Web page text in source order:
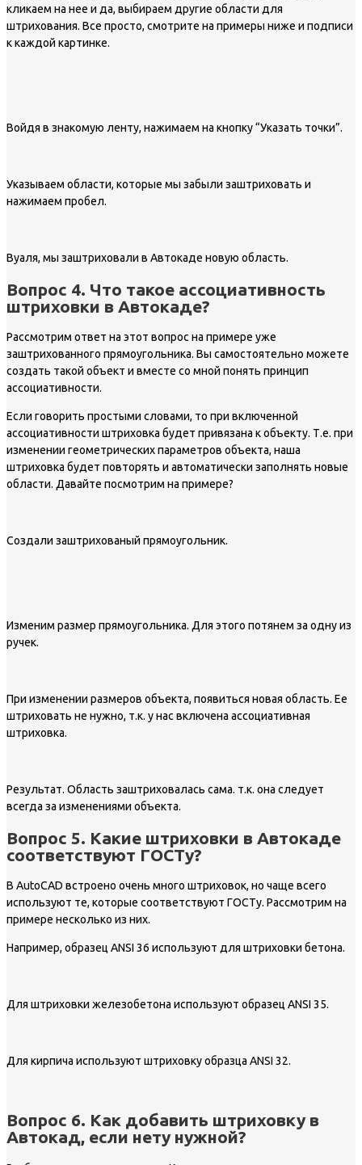
кликаем на нее и да, выбираем другие области для
штрихования. Все просто, смотрите на примеры ниже и подписи
к каждой картинке.
Войдя в знакомую ленту, нажимаем на кнопку “Указать точки”.
Указываем области, которые мы забыли заштриховать и
нажимаем пробел.
Вуаля, мы заштриховали в Автокаде новую область.
Вопрос 4. Что такое ассоциативность
штриховки в Автокаде?
Рассмотрим ответ на этот вопрос на примере уже
заштрихованного прямоугольника. Вы самостоятельно можете
создать такой объект и вместе со мной понять принцип
ассоциативности.
Если говорить простыми словами, то при включенной
ассоциативности штриховка будет привязана к объекту. Т.е. при
изменении геометрических параметров объекта, наша
штриховка будет повторять и автоматически заполнять новые
области. Давайте посмотрим на примере?
Создали заштрихованый прямоугольник.
Изменим размер прямоугольника. Для этого потянем за одну из
ручек.
При изменении размеров объекта, появиться новая область. Ее
штриховать не нужно, т.к. у нас включена ассоциативная
штриховка.
Результат. Область заштриховалась сама. т.к. она следует
всегда за изменениями объекта.
Вопрос 5. Какие штриховки в Автокаде
соответствуют ГОСТу?
В AutoCAD встроено очень много штриховок, но чаще всего
используют те, которые соответствуют ГОСТу. Рассмотрим на
примере несколько из них.
Например, образец ANSI 36 используют для штриховки бетона.
Для штриховки железобетона используют образец ANSI 35.
Для кирпича используют штриховку образца ANSI 32.
Вопрос 6. Как добавить штриховку в
Автокад, если нету нужной?